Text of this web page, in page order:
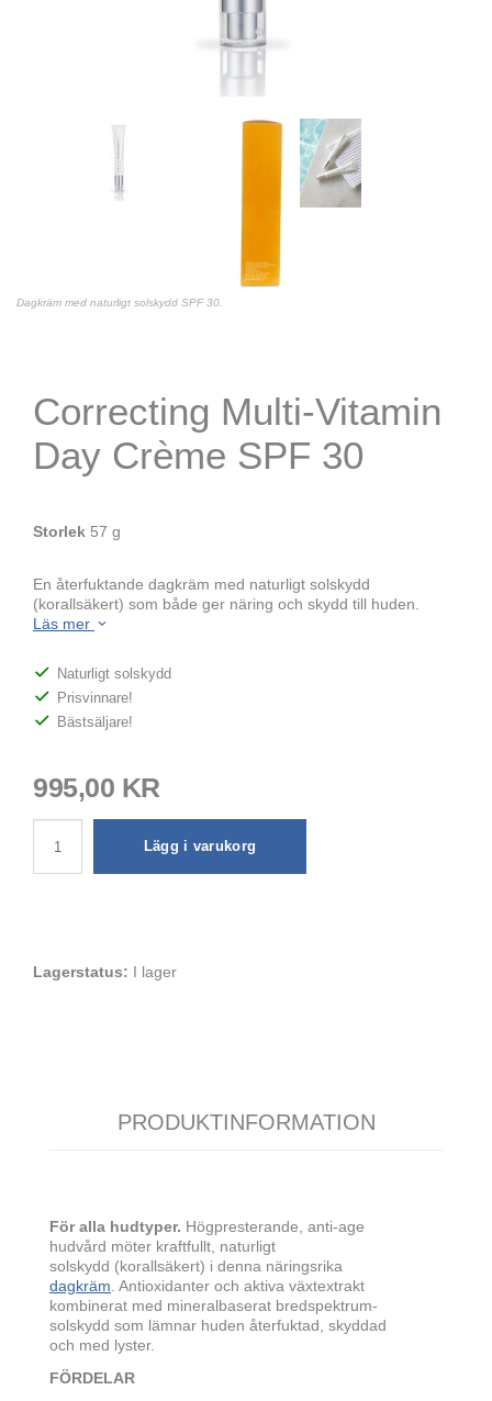
Dagkräm med naturligt solskydd SPF 30.
Correcting Multi-Vitamin
Day Crème SPF 30
Storlek 57 g
En återfuktande dagkräm med naturligt solskydd
(korallsäkert) som både ger näring och skydd till huden.
Läs mer
Naturligt solskydd
Prisvinnare!
Bästsäljare!
995,00 KR
Lägg i varukorg
Lagerstatus: I lager
PRODUKTINFORMATION
För alla hudtyper. Högpresterande, anti-age
hudvård möter kraftfullt, naturligt
solskydd (korallsäkert) i denna näringsrika
dagkräm. Antioxidanter och aktiva växtextrakt
kombinerat med mineralbaserat bredspektrum-
solskydd som lämnar huden återfuktad, skyddad
och med lyster.
FÖRDELAR